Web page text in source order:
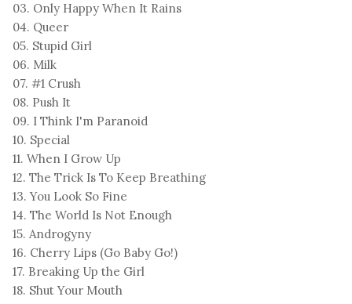
03. Only Happy When It Rains
04. Queer
05. Stupid Girl
06. Milk
07. #1 Crush
08. Push It
09. I Think I'm Paranoid
10. Special
11. When I Grow Up
12. The Trick Is To Keep Breathing
13. You Look So Fine
14. The World Is Not Enough
15. Androgyny
16. Cherry Lips (Go Baby Go!)
17. Breaking Up the Girl
18. Shut Your Mouth